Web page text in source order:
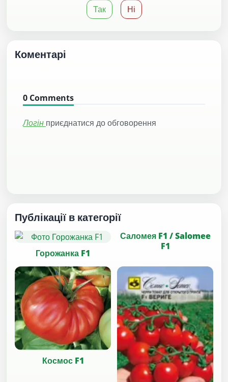
Так Ні
Коментарі
0 Comments
Логін приєднатися до обговорення
Публікації в категорії
Горожанка F1
Саломея F1 / Salomee
F1
Космос F1